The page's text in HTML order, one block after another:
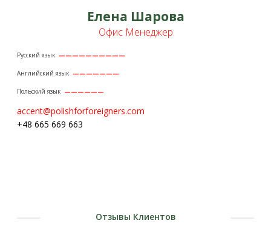
Елена Шарова
Офис Менеджер
Русский язык ——————————
Английский язык ———————
Польский язык ——————
accent@polishforforeigners.com
+48 665 669 663
Отзывы Клиентов